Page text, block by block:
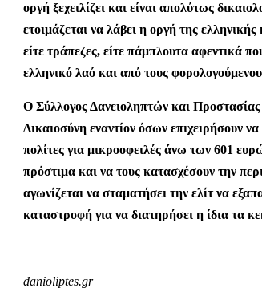
οργή ξεχειλίζει και είναι απολύτως
ετοιμάζεται να λάβει η οργή της
είτε τράπεζες, είτε πάμπλουτα αφεντικά
ελληνικό λαό και από τους
Ο Σύλλογος Δανειοληπτών και
Δικαιοσύνη εναντίον όσων επιχειρήσουν
πολίτες για μικροοφειλές άνω των 601
πρόστιμα και να τους κατασχέσουν την
αγωνίζεται να σταματήσει την ελίτ να
καταστροφή για να διατηρήσει η ίδια τα
danioliptes.gr